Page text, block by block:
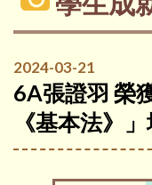
2024-03-21
6A張證羽 榮
《基本法》